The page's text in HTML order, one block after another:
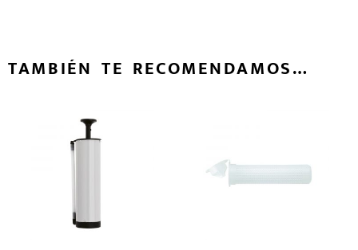
TAMBIÉN TE RECOMENDAMOS…